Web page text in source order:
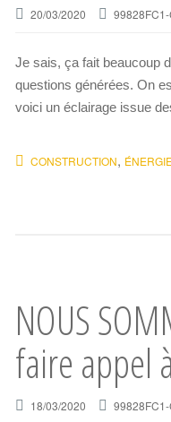
20/03/2020
Je sais, ça fait beaucoup
questions générées. On
voici un éclairage issue
CONSTRUCTION,
NOUS
faire appel
18/03/2020